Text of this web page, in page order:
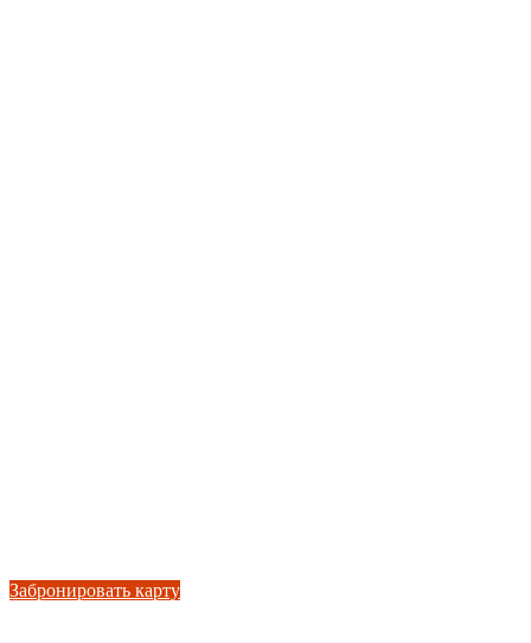
Забронировать карту